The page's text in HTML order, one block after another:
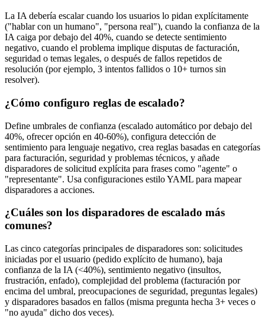
La IA debería escalar cuando los usuarios lo pidan explícitamente
("hablar con un humano", "persona real"), cuando la confianza de la
IA caiga por debajo del 40%, cuando se detecte sentimiento
negativo, cuando el problema implique disputas de facturación,
seguridad o temas legales, o después de fallos repetidos de
resolución (por ejemplo, 3 intentos fallidos o 10+ turnos sin
resolver).
¿Cómo configuro reglas de escalado?
Define umbrales de confianza (escalado automático por debajo del
40%, ofrecer opción en 40-60%), configura detección de
sentimiento para lenguaje negativo, crea reglas basadas en categorías
para facturación, seguridad y problemas técnicos, y añade
disparadores de solicitud explícita para frases como "agente" o
"representante". Usa configuraciones estilo YAML para mapear
disparadores a acciones.
¿Cuáles son los disparadores de escalado más
comunes?
Las cinco categorías principales de disparadores son: solicitudes
iniciadas por el usuario (pedido explícito de humano), baja
confianza de la IA (<40%), sentimiento negativo (insultos,
frustración, enfado), complejidad del problema (facturación por
encima del umbral, preocupaciones de seguridad, preguntas legales)
y disparadores basados en fallos (misma pregunta hecha 3+ veces o
"no ayuda" dicho dos veces).